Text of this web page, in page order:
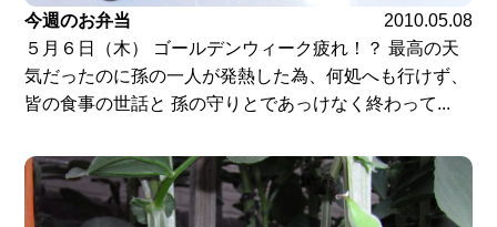
今週のお弁当
2010.05.08
５月６日（木） ゴールデンウィーク疲れ！？ 最高の天
気だったのに孫の一人が発熱した為、何処へも行けず、
皆の食事の世話と 孫の守りとであっけなく終わって...